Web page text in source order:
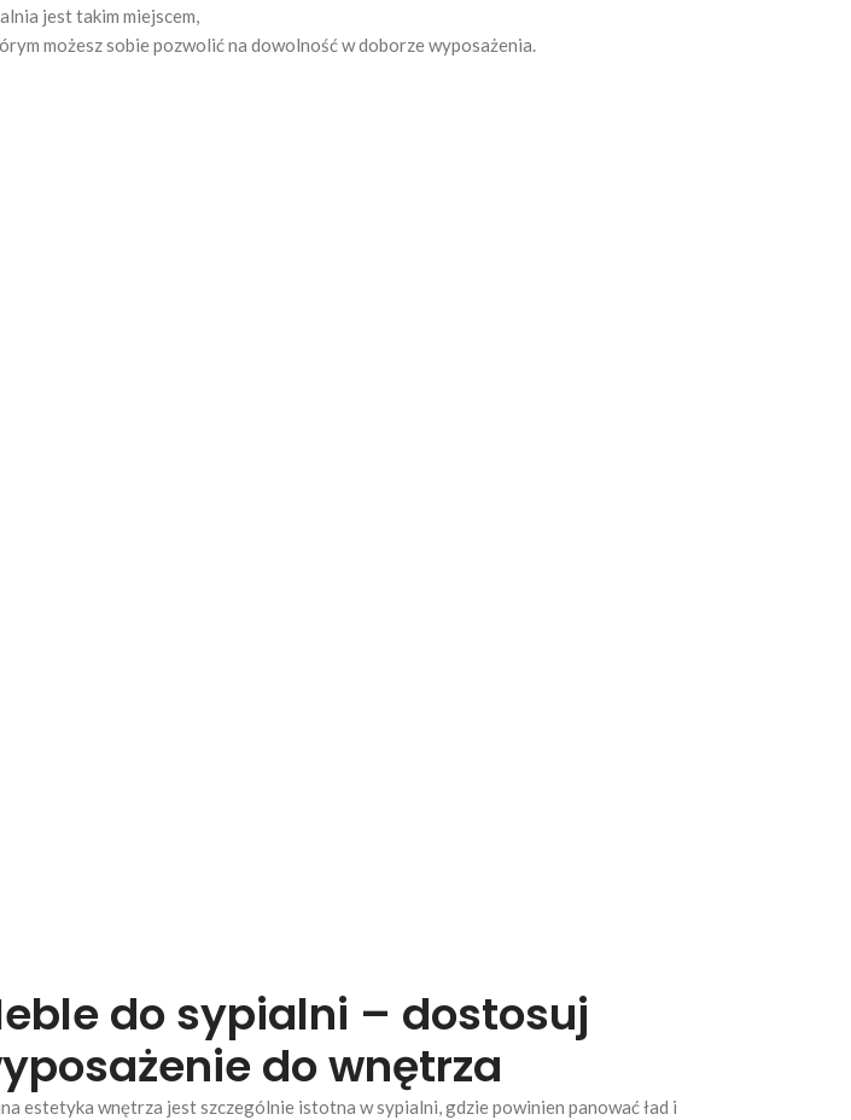
jest takim miejscem,
możesz sobie pozwolić na dowolność w doborze wyposażenia.
do sypialni – dostosuj
do wnętrza
estetyka wnętrza jest szczególnie istotna w sypialni, gdzie powinien panować ład i